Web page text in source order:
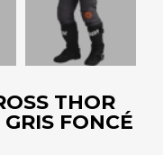
THOR
FONCÉ